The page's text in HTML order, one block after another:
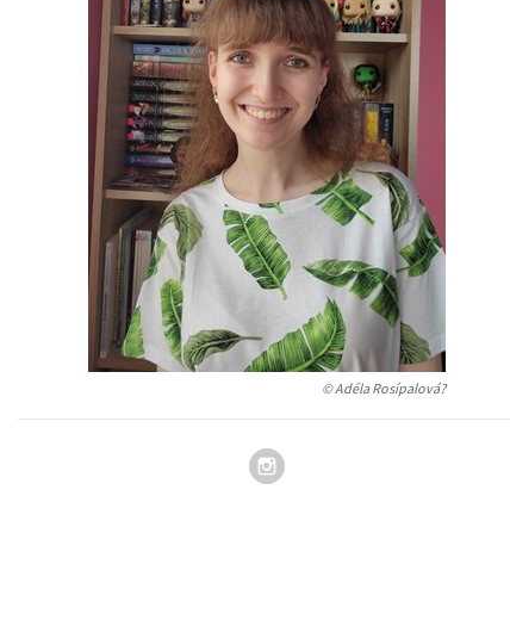
✉️ DÁRKOVÉ POUKAZY
Auto - moto
Beletrie pro děti
Beletrie pro dospělé
Byznys a ekonomie
Historie a military
Hobby
Jazyky
Kalendáře
Kariéra a osobní rozvoj
© Adéla Rosípalová?